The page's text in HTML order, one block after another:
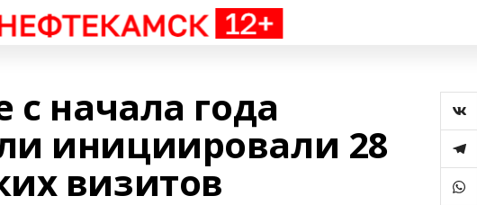
с начала года
инициировали 28
визитов